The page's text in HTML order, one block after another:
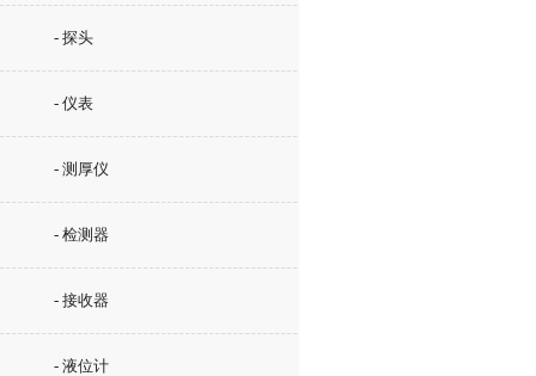
- 探头
- 仪表
- 测厚仪
- 检测器
- 接收器
- 液位计